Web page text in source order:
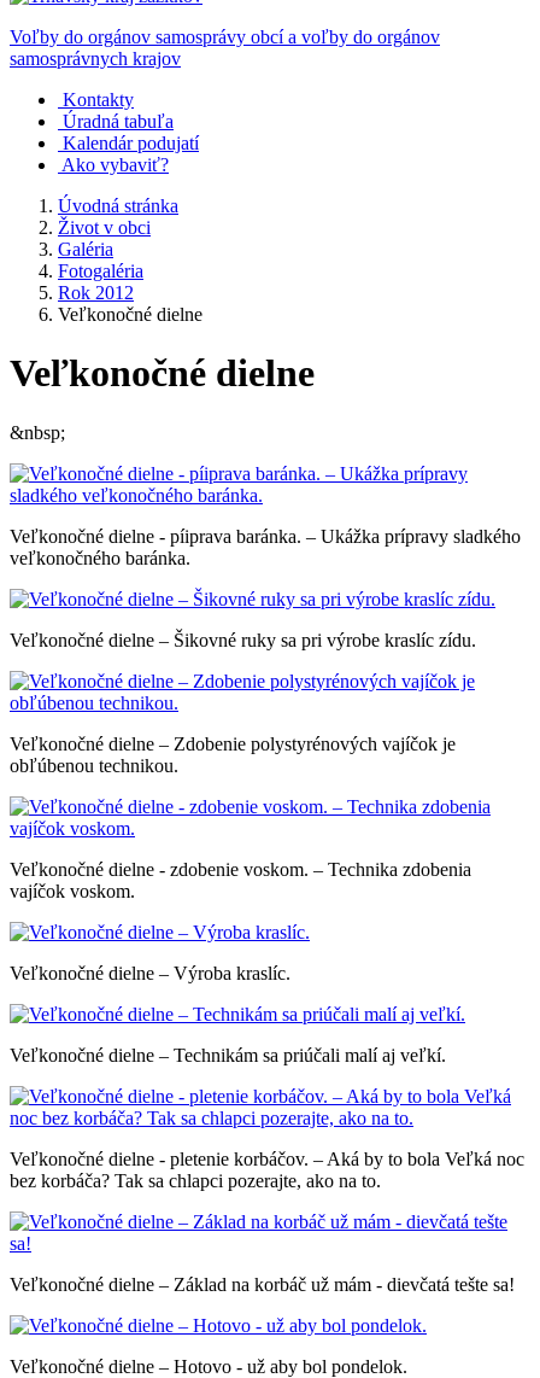
Voľby do orgánov samosprávy obcí a voľby do orgánov
samosprávnych krajov
Kontakty
Úradná tabuľa
Kalendár podujatí
Ako vybaviť?
Úvodná stránka
Život v obci
Galéria
Fotogaléria
Rok 2012
Veľkonočné dielne
Veľkonočné dielne
&nbsp;
Veľkonočné dielne - píiprava baránka. – Ukážka prípravy sladkého
veľkonočného baránka.
Veľkonočné dielne – Šikovné ruky sa pri výrobe kraslíc zídu.
Veľkonočné dielne – Zdobenie polystyrénových vajíčok je
obľúbenou technikou.
Veľkonočné dielne - zdobenie voskom. – Technika zdobenia
vajíčok voskom.
Veľkonočné dielne – Výroba kraslíc.
Veľkonočné dielne – Technikám sa priúčali malí aj veľkí.
Veľkonočné dielne - pletenie korbáčov. – Aká by to bola Veľká noc
bez korbáča? Tak sa chlapci pozerajte, ako na to.
Veľkonočné dielne – Základ na korbáč už mám - dievčatá tešte sa!
Veľkonočné dielne – Hotovo - už aby bol pondelok.